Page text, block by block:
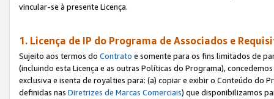
vincular-se à presente Licença.
1. Licença de IP do Programa de Associados e
Sujeito aos termos do Contrato e somente para os fins limitados de
(incluindo esta Licença e as outras Políticas do Programa),
exclusiva e isenta de royalties para: (a) copiar e exibir o Conteúdo do
definidas nas Diretrizes de Marcas Comerciais) que disponibilizamos